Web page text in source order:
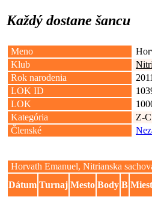
Každý dostane šancu
Meno
Klub
Rok narodenia
2011
LOK ID
LOK
Kategória
Z-C
Členské
Horvath Emanuel, Nitrianska
Dátum Turnaj Mesto Body B